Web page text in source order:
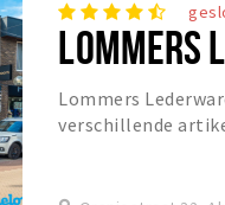
LOMMERS
Lommers
verschillende